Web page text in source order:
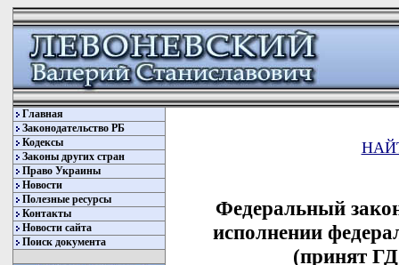
Главная
Законодательство РБ
Кодексы
Законы других стран
Право Украины
Новости
Полезные ресурсы
Контакты
Новости сайта
Поиск документа
Федеральный
исполнении
(принят